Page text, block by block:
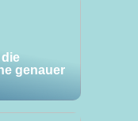
die
genauer